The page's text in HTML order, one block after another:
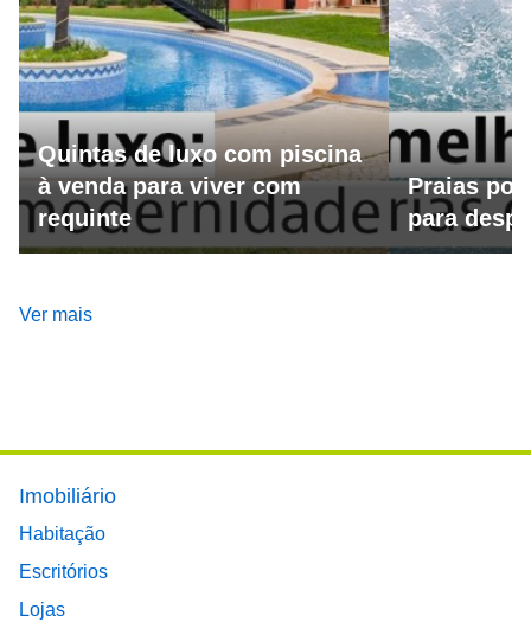
Quintas de luxo com piscina
à venda para viver com
requinte
Praias
para
Ver mais
Footer main menu
Imobiliário
Habitação
Escritórios
Lojas